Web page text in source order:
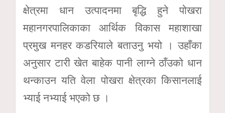
क्षेत्रमा धान उत्पादनमा बृद्धि हुने पोखरा
महानगरपालिकाका आर्थिक विकास महाशाखा
प्रमुख मनहर कडरियाले बताउनु भयो । उहाँका
अनुसार टारी खेत बाहेक पानी लाग्ने ठाँउको धान
थन्काउन यति वेला पोखरा क्षेत्रका किसानलाई
भ्याई नभ्याई भएको छ ।